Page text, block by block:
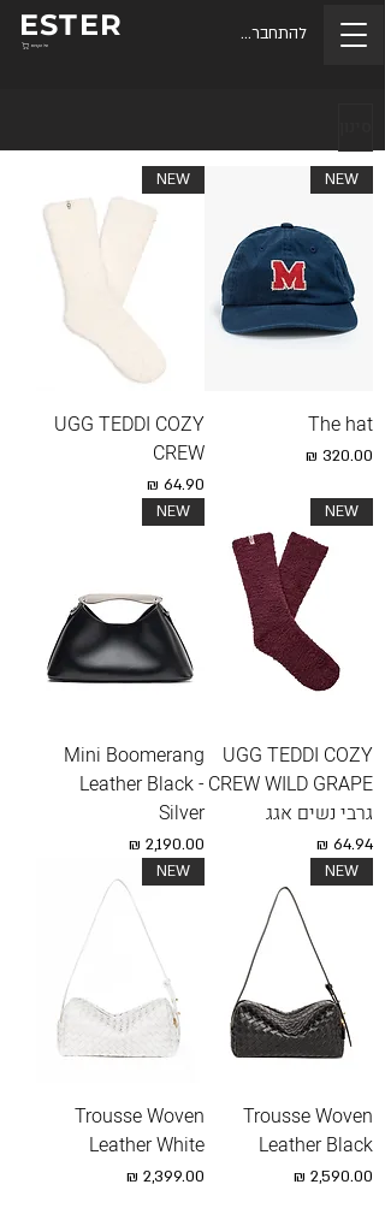
ESTER
סל הקניות
להתחברות
NEW
The hat
מחיר
NEW
UGG TEDDI COZY
CREW
מחיר
NEW
UGG TEDDI COZY
CREW WILD GRAPE
גרבי נשים אגג
מחיר
NEW
Mini Boomerang
Leather Black -
Silver
מחיר
NEW
Trousse Woven
Leather Black
מחיר
NEW
Trousse Woven
Leather White
מחיר